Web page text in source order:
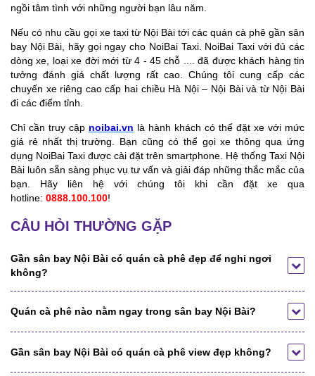
ngồi tâm tình với những người bạn lâu năm.
Nếu có nhu cầu gọi xe taxi từ Nội Bài tới các quán cà phê gần sân
bay Nội Bài, hãy gọi ngay cho NoiBai Taxi. NoiBai Taxi với đủ các
dòng xe, loại xe đời mới từ 4 - 45 chỗ .... đã được khách hàng tin
tưởng đánh giá chất lượng rất cao. Chúng tôi cung cấp các
chuyến xe riêng cao cấp hai chiều Hà Nội – Nội Bài và từ Nội Bài
đi các điểm tỉnh.
Chỉ cần truy cập noibai.vn là hành khách có thể đặt xe với mức
giá rẻ nhất thị trường. Bạn cũng có thể gọi xe thông qua ứng
dụng NoiBai Taxi được cài đặt trên smartphone. Hệ thống Taxi Nội
Bài luôn sẵn sàng phục vụ tư vấn và giải đáp những thắc mắc của
bạn. Hãy liên hệ với chúng tôi khi cần đặt xe qua
hotline: 0888.100.100!
CÂU HỎI THƯỜNG GẶP
Gần sân bay Nội Bài có quán cà phê đẹp để nghỉ ngơi
không?
Quán cà phê nào nằm ngay trong sân bay Nội Bài?
Gần sân bay Nội Bài có quán cà phê view đẹp không?